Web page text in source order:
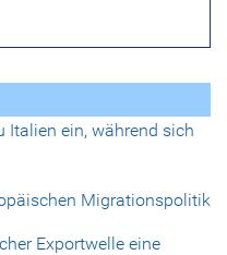
Italien ein, während sich
Migrationspolitik
Exportwelle eine